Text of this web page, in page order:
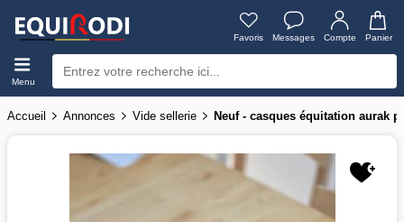
Favoris Messages Compte Panier
Menu
Accueil Annonces Vide sellerie Neuf - casques équitation aurak